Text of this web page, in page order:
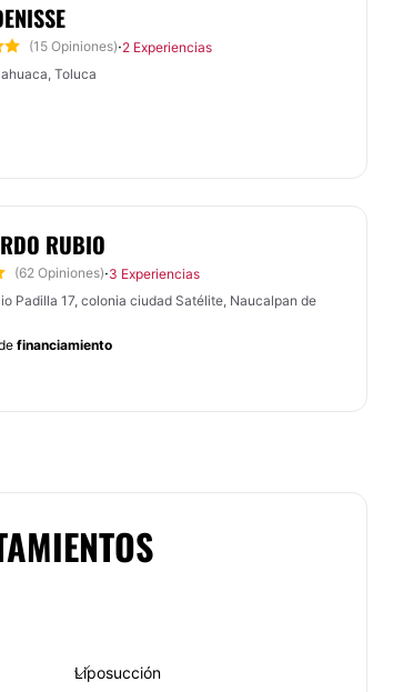
(15 Opiniones)·2 Experiencias
Toluca
RUBIO
(62 Opiniones)·3 Experiencias
Padilla 17, colonia ciudad Satélite, Naucalpan de
financiamiento
Liposucción